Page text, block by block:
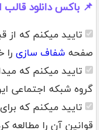
📌 باکس دانلود قالب
تایید میکنم که از
صفحه شفاف سازی را
تایید میکنم که
گروه شبکه اجتماعی
تایید میکنم که
قوانین آن را مطالعه